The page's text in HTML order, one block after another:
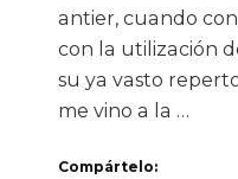
antier, cuando
con la utilización
su ya vasto
me vino a la …
Compártelo: